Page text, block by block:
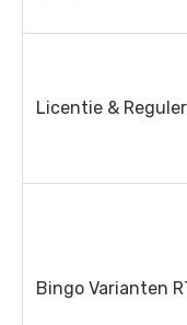
Licentie &
Bingo Varianten